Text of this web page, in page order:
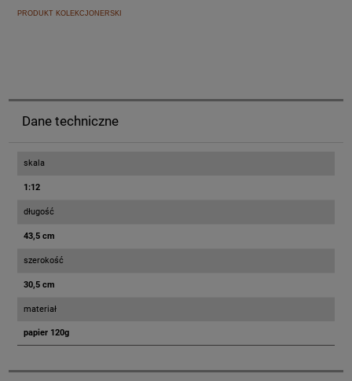
PRODUKT KOLEKCJONERSKI
Dane techniczne
skala
1:12
długość
43,5 cm
szerokość
30,5 cm
materiał
papier 120g